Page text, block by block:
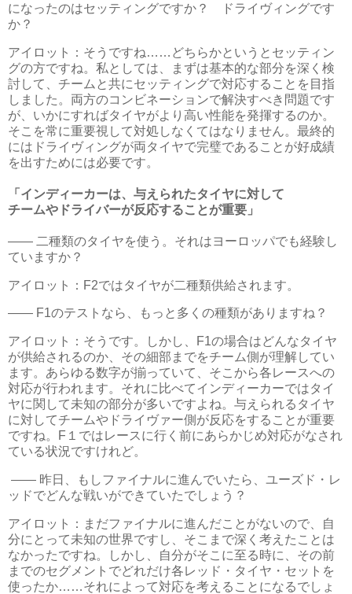
になったのはセッティングですか？ ドライヴィングです
か？
アイロット：そうですね……どちらかというとセッティン
グの方ですね。私としては、まずは基本的な部分を深く検
討して、チームと共にセッティングで対応することを目指
しました。両方のコンビネーションで解決すべき問題です
が、いかにすればタイヤがより高い性能を発揮するのか。
そこを常に重要視して対処しなくてはなりません。最終的
にはドライヴィングが両タイヤで完璧であることが好成績
を出すためには必要です。
「インディーカーは、与えられたタイヤに対して
チームやドライバーが反応することが重要」
―― 二種類のタイヤを使う。それはヨーロッパでも経験し
ていますか？
アイロット：F2ではタイヤが二種類供給されます。
―― F1のテストなら、もっと多くの種類がありますね？
アイロット：そうです。しかし、F1の場合はどんなタイヤ
が供給されるのか、その細部までをチーム側が理解してい
ます。あらゆる数字が揃っていて、そこから各レースへの
対応が行われます。それに比べてインディーカーではタイ
ヤに関して未知の部分が多いですよね。与えられるタイヤ
に対してチームやドライヴァー側が反応をすることが重要
ですね。F１ではレースに行く前にあらかじめ対応がなされ
ている状況ですけれど。
―― 昨日、もしファイナルに進んでいたら、ユーズド・レ
ッドでどんな戦いができていたでしょう？
アイロット：まだファイナルに進んだことがないので、自
分にとって未知の世界ですし、そこまで深く考えたことは
なかったですね。しかし、自分がそこに至る時に、その前
までのセグメントでどれだけ各レッド・タイヤ・セットを
使ったか……それによって対応を考えることになるでしょ